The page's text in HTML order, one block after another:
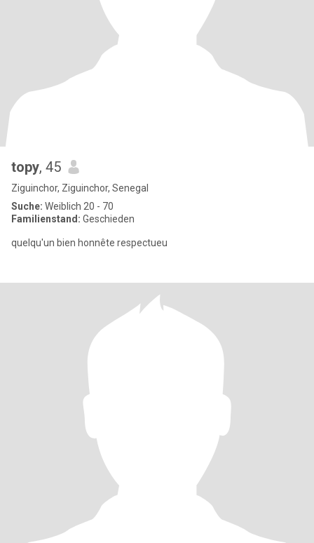
topy, 45
Ziguinchor, Ziguinchor, Senegal
Suche: Weiblich 20 - 70
Familienstand: Geschieden
quelqu'un bien honnête respectueu